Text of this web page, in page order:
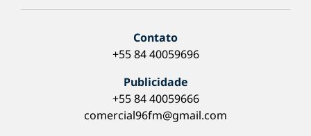
Contato
+55 84 40059696
Publicidade
+55 84 40059666
comercial96fm@gmail.com